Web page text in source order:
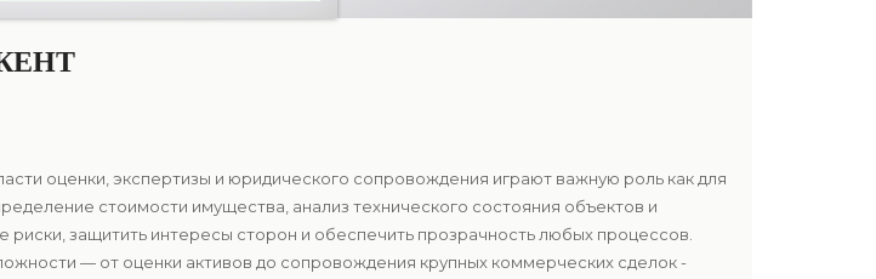
оценки, экспертизы и юридического сопровождения играют важную роль как для
стоимости имущества, анализ технического состояния объектов и
защитить интересы сторон и обеспечить прозрачность любых процессов.
— от оценки активов до сопровождения крупных коммерческих сделок -